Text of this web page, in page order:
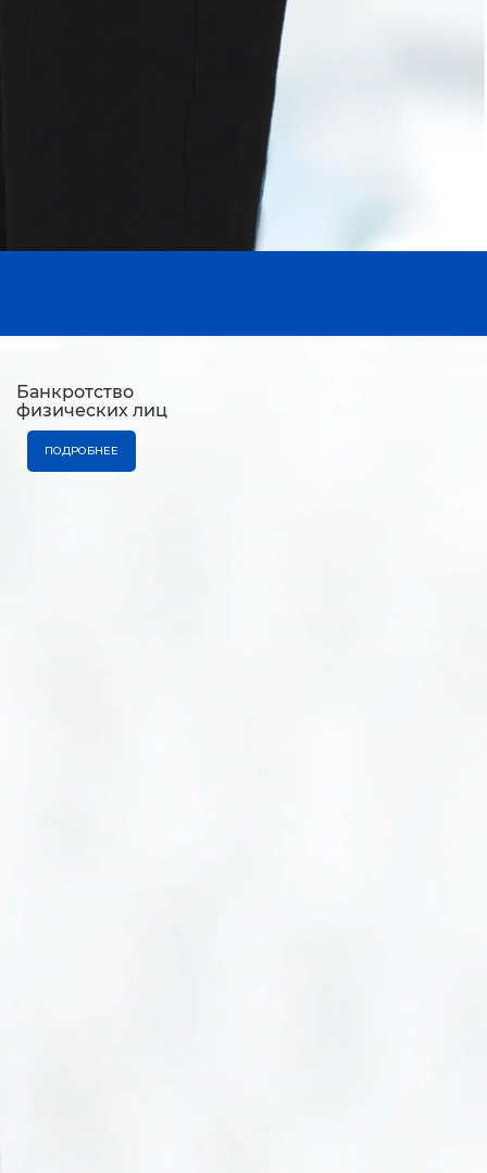
Банкротство
физических лиц
ПОДРОБНЕЕ